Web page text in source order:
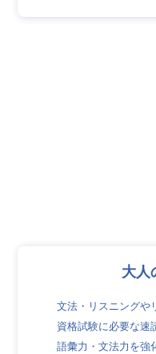
大人
文法・リスニングや
資格試験に必要な速
語彙力・文法力を強